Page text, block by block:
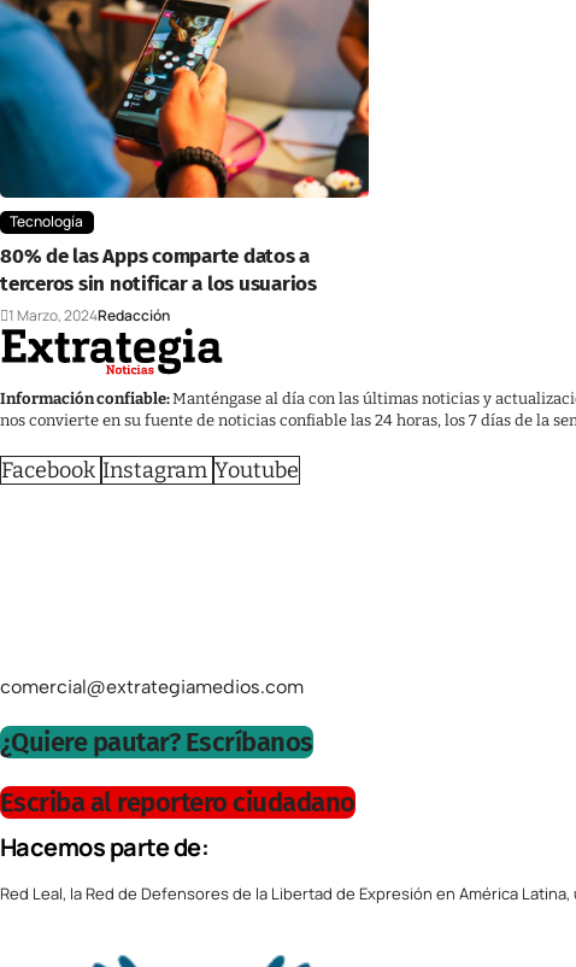
Tecnología
80% de las Apps comparte datos a
terceros sin notificar a los usuarios
1 Marzo, 2024Redacción
Información confiable:Manténgase al día con las últimas noticias y
nos convierte en su fuente de noticias confiable las 24 horas, los 7 días de la
Facebook Instagram Youtube
comercial@extrategiamedios.com
¿Quiere pautar? Escríbanos
Escriba al reportero ciudadano
Hacemos parte de:
Red Leal, la Red de Defensores de la Libertad de Expresión en América